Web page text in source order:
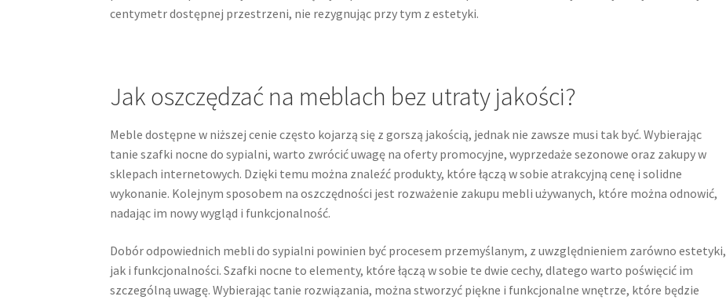
centymetr dostępnej przestrzeni, nie rezygnując przy tym z estetyki.
Jak oszczędzać na meblach bez utraty jakości?
Meble dostępne w niższej cenie często kojarzą się z gorszą jakością, jednak nie zawsze musi tak być. Wybierając
tanie szafki nocne do sypialni, warto zwrócić uwagę na oferty promocyjne, wyprzedaże sezonowe oraz zakupy w
sklepach internetowych. Dzięki temu można znaleźć produkty, które łączą w sobie atrakcyjną cenę i solidne
wykonanie. Kolejnym sposobem na oszczędności jest rozważenie zakupu mebli używanych, które można odnowić,
nadając im nowy wygląd i funkcjonalność.
Dobór odpowiednich mebli do sypialni powinien być procesem przemyślanym, z uwzględnieniem zarówno estetyki,
jak i funkcjonalności. Szafki nocne to elementy, które łączą w sobie te dwie cechy, dlatego warto poświęcić im
szczególną uwagę. Wybierając tanie rozwiązania, można stworzyć piękne i funkcjonalne wnętrze, które będzie